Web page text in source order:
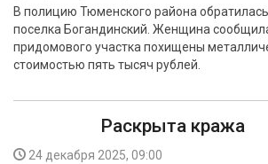
В полицию Тюменского района
поселка Богандинский. Женщина
придомового участка похищены
стоимостью пять тысяч рублей.
Раскрыта кража
24 декабря 2025, 09:00